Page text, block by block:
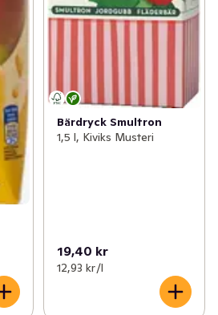
Bärdryck Smultron
1,5 l, Kiviks Musteri
19,40 kr
12,93 kr /l